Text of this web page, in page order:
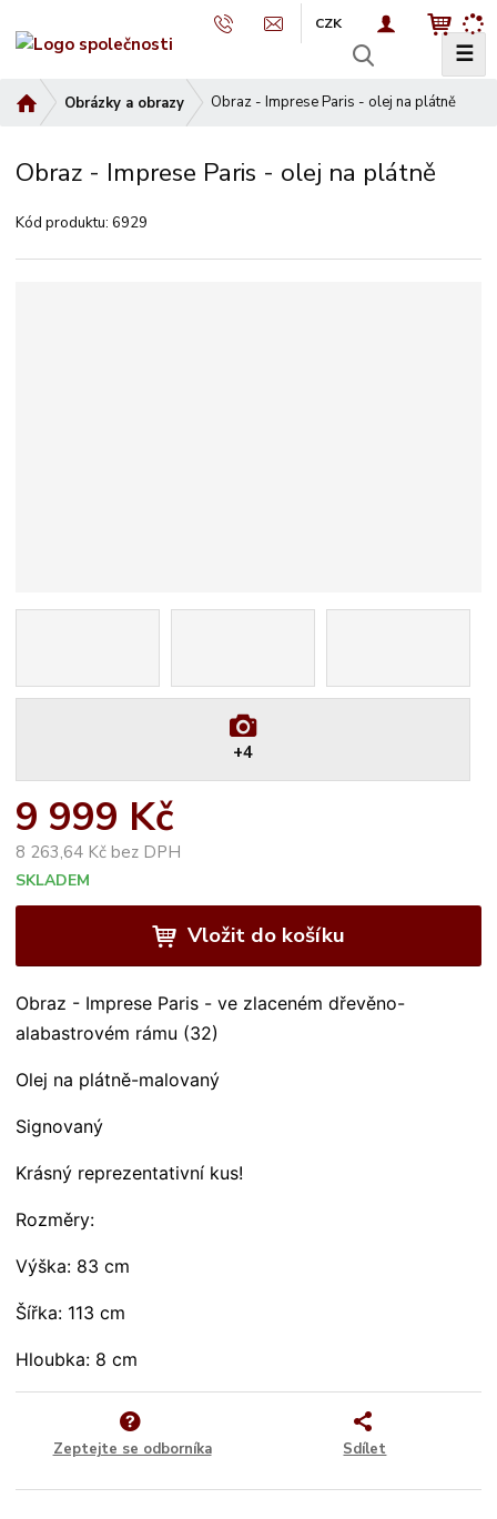
CZK
h
e
☰
v
d
í
Obrázky a obrazy Obraz - Imprese Paris - olej na plátně
Obraz - Imprese Paris - olej na plátně
Kód produktu:6929
+4
9 999 Kč
8 263,64 Kč bez DPH
SKLADEM
Vložit do košíku
Obraz - Imprese Paris - ve zlaceném dřevěno-
alabastrovém rámu (32)
Olej na plátně-malovaný
Signovaný
Krásný reprezentativní kus!
Rozměry:
Výška: 83 cm
Šířka: 113 cm
Hloubka: 8 cm
Zeptejte se odborníka Sdílet